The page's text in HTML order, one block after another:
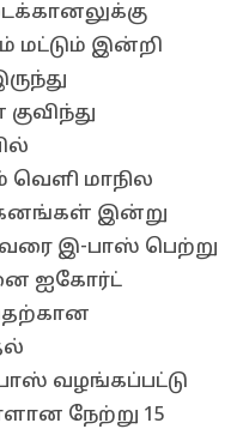
மட்டும் இன்றி
மாநில
இன்று
இ-பாஸ் பெற்று
ஐகோர்ட்
வழங்கப்பட்டு
நேற்று 15